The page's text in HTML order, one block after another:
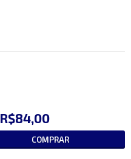
R$84,00
COMPRAR